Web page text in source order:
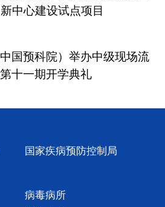
中心建设试点项目
国预科院）举办中级现场流
十一期开学典礼
国家疾病预防控制局
病毒病所